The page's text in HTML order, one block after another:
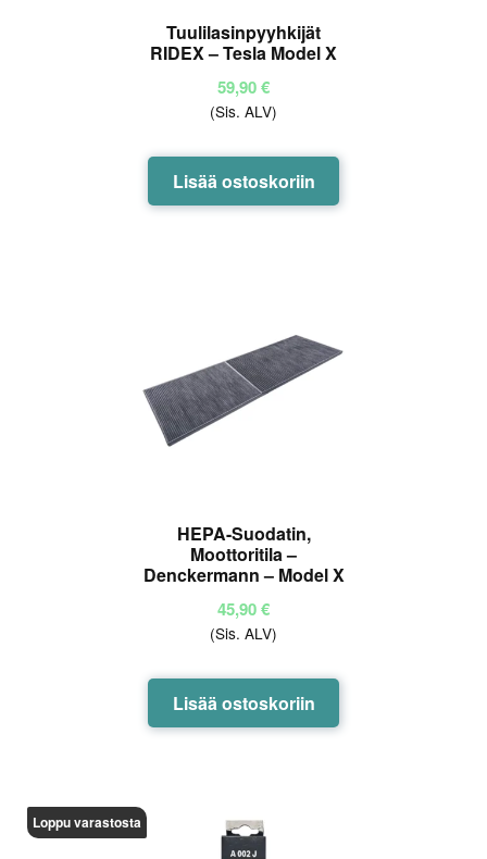
Tuulilasinpyyhkijät
RIDEX – Tesla Model X
59,90€
(Sis. ALV)
Lisää ostoskoriin
HEPA-Suodatin,
Moottoritila –
Denckermann – Model X
45,90€
(Sis. ALV)
Lisää ostoskoriin
Loppu varastosta